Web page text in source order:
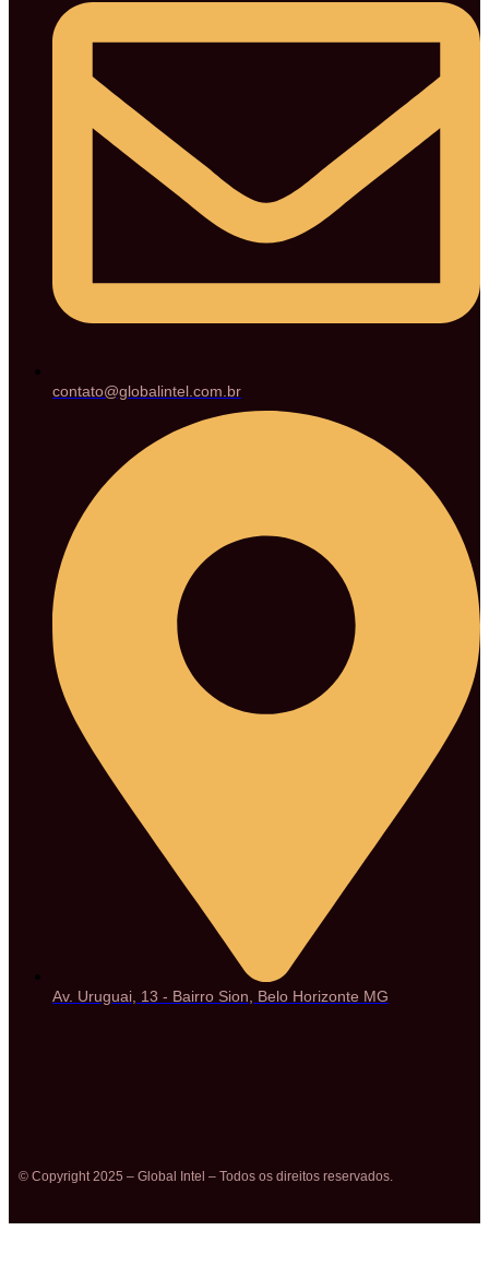
contato@globalintel.com.br
Av. Uruguai, 13 - Bairro Sion, Belo Horizonte MG
© Copyright 2025 – Global Intel – Todos os direitos reservados.